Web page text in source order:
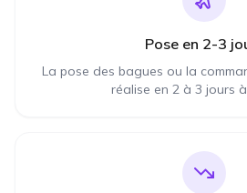
Pose en 2-3
La pose des bagues ou la
réalise en 2 à 3 jours